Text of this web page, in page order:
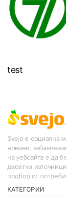
test
Svejo е социална
новини,
на уебсайта е да
десетки
подбор от
КАТЕГОРИИ